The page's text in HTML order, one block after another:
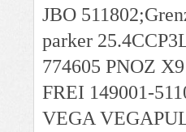
JBO
parker
774605 PNOZ
FREI 149001-
VEGA